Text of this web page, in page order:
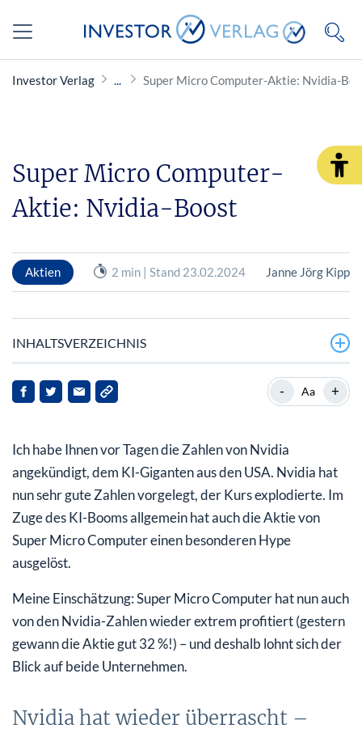
Investor Verlag Super Micro Computer-Aktie: Nvidia-
Super Micro Computer-
Aktie: Nvidia-Boost
Aktien 2 min | Stand 23.02.2024 Janne Jörg Kipp
INHALTSVERZEICHNIS
Nvidia hat wieder überrascht – positiv
Super Micro Computers: Boom durch Nvidia – WKN:
A0MKJF – ISIN: US86800U1043
- Aa +
Ich habe Ihnen vor Tagen die Zahlen von Nvidia
angekündigt, dem KI-Giganten aus den USA. Nvidia hat
nun sehr gute Zahlen vorgelegt, der Kurs explodierte. Im
Zuge des KI-Booms allgemein hat auch die Aktie von
Super Micro Computer einen besonderen Hype
ausgelöst.
Meine Einschätzung: Super Micro Computer hat nun auch
von den Nvidia-Zahlen wieder extrem profitiert (gestern
gewann die Aktie gut 32 %!) – und deshalb lohnt sich der
Blick auf beide Unternehmen.
Nvidia hat wieder überrascht –